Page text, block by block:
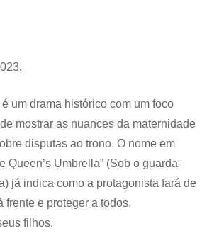
um drama histórico com um foco
mostrar as nuances da maternidade
disputas ao trono. O nome em
Queen’s Umbrella” (Sob o guarda-
já indica como a protagonista fará de
frente e proteger a todos,
filhos.